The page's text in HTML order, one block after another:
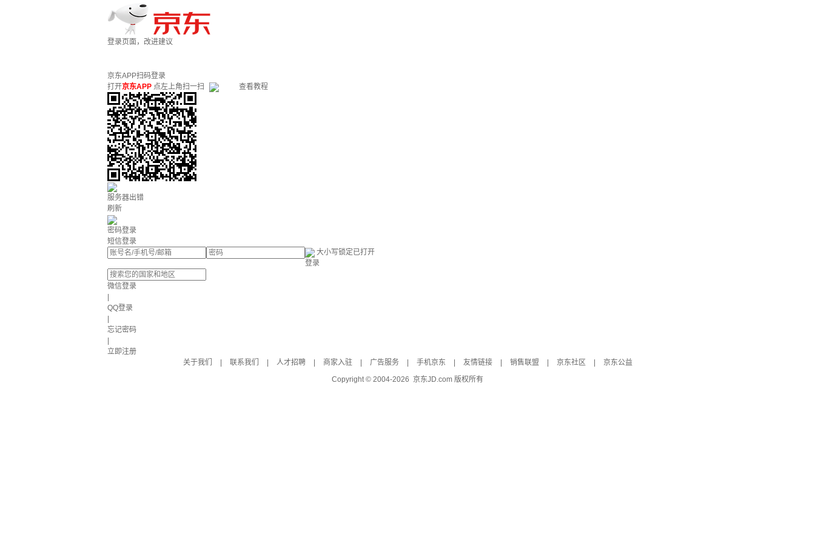
登录页面，改进建议
京东APP扫码登录
打开京东APP 点左上角扫一扫 查看教程
服务器出错
刷新
密码登录
短信登录
大小写锁定已打开
登录
微信登录
QQ登录
忘记密码
立即注册
关于我们
联系我们 人才招聘 商家入驻 广告服务 手机京东 友情链接 销售联盟 京东社区
京东公益
Copyright © 2004-2026 京东JD.com 版权所有